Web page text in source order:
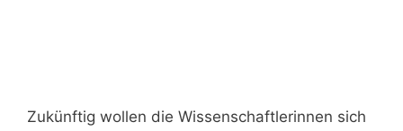
Zukünftig wollen die Wissenschaftlerinnen sich